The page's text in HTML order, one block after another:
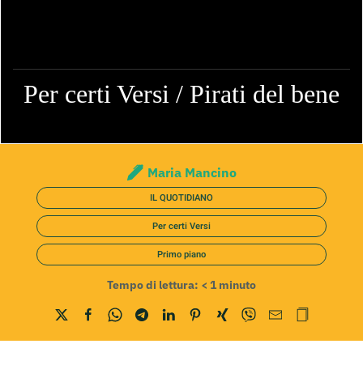
Per certi Versi / Pirati del bene
Maria Mancino
IL QUOTIDIANO
Per certi Versi
Primo piano
Tempo di lettura: < 1 minuto